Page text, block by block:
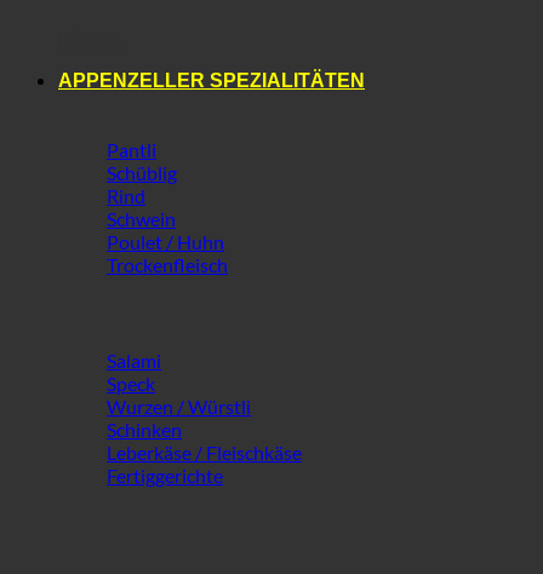
APPENZELLER SPEZIALITÄTEN
Pantli
Schüblig
Rind
Schwein
Poulet / Huhn
Trockenfleisch
Salami
Speck
Wurzen / Würstli
Schinken
Leberkäse / Fleischkäse
Fertiggerichte